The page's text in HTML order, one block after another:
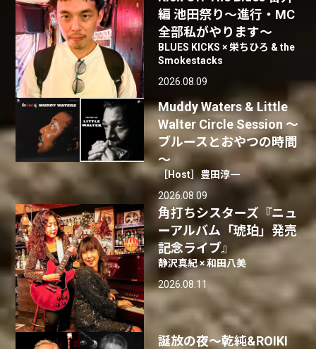
編 池田祭り〜進行・MC
全部私がやります〜
BLUES KICKS × 栄ちひろ & the
Smokestacks
2026.08.09
Muddy Waters & Little
Walter Circle Session ～
ブルースとおやつの時間
～
［Host］豊田淳一
2026.08.09
角打ちシスターズ『ニュ
ーアルバム「琥珀」発売
記念ライブ』
静沢真紀 × 和田八美
2026.08.11
誕放の夜〜乾純&ROIKI